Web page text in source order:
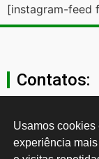
[instagram-feed
Contatos:
Usamos cookies
experiência